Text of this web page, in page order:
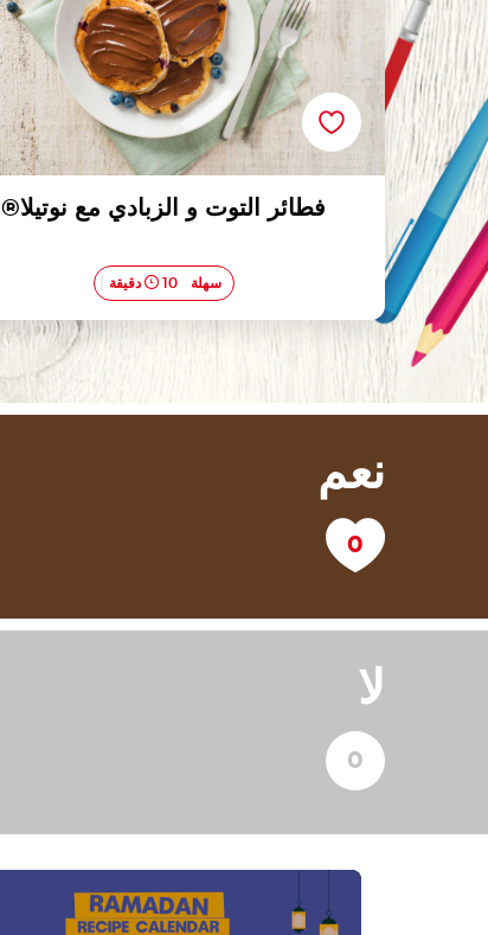
فطائر التوت و الزبادي مع نوتيلا®
سهلة 10 دقيقة
نعم
لا